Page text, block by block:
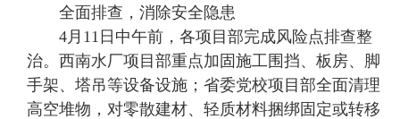
全面排查，消除安全隐患
4月11日中午前，各项目部完成风险点排查整
治。西南水厂项目部重点加固施工围挡、板房、脚
手架、塔吊等设备设施；省委党校项目部全面清理
高空堆物，对零散建材、轻质材料捆绑固定或转移